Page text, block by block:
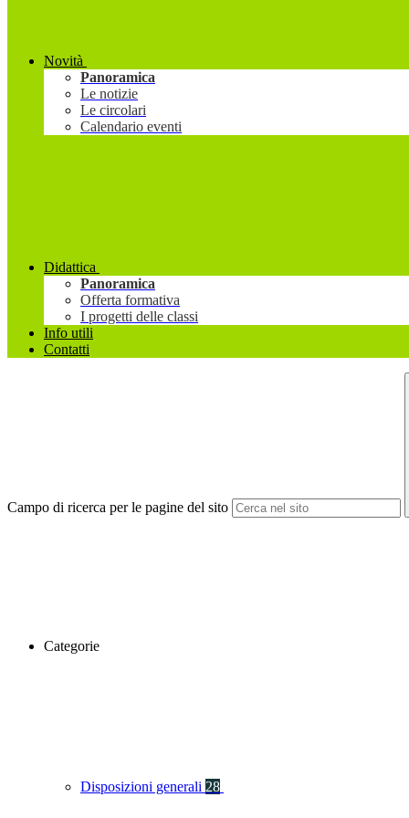
Novità
Panoramica
Le notizie
Le circolari
Calendario eventi
Didattica
Panoramica
Offerta formativa
I progetti delle classi
Info utili
Contatti
Campo di ricerca per le pagine del sito
Categorie
Disposizioni generali 28